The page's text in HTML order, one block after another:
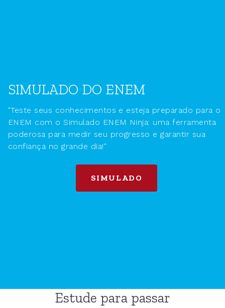
SIMULADO DO ENEM
"Teste seus conhecimentos e esteja preparado para o
ENEM com o Simulado ENEM Ninja: uma ferramenta
poderosa para medir seu progresso e garantir sua
confiança no grande dia!"
SIMULADO
Estude para passar